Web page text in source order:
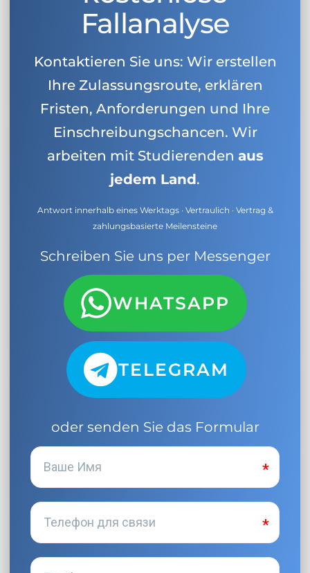
Fallanalyse
Kontaktieren Sie uns: Wir erstellen
Ihre Zulassungsroute, erklären
Fristen, Anforderungen und Ihre
Einschreibungschancen. Wir
arbeiten mit Studierenden aus
jedem Land.
Antwort innerhalb eines Werktags · Vertraulich · Vertrag &
zahlungsbasierte Meilensteine
Schreiben Sie uns per Messenger
WHATSAPP
TELEGRAM
oder senden Sie das Formular